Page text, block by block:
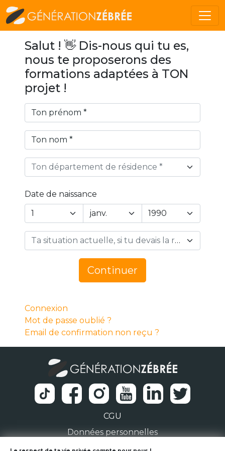
Salut ! 👋 Dis-nous qui tu es,
nous te proposerons des
formations adaptées à TON
projet !
Ton département de résidence *
Date de naissance
Year
Day
Ta situation actuelle, si tu devais la résumer en 1 mot… *
Continuer
Connexion
Mot de passe oublié ?
Email de confirmation non reçu ?
CGU
Données personnelles